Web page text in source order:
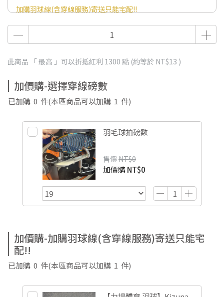
加購羽球線(含穿線服務)寄送只能宅配!!
此商品 「 最高 」可以折抵紅利 1300 點 (約等於 NT$13 )
加價購-選擇穿線磅數
已加購 0 件(本區商品可以加購 1 件)
羽毛球拍磅數
售價 NT$0
加價購NT$0
加價購-加購羽球線(含穿線服務)寄送只能宅
配!!
已加購 0 件(本區商品可以加購 1 件)